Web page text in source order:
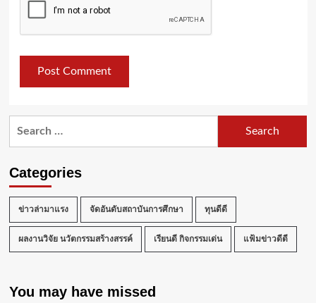
Categories
ข่าวล่ามาแรง จัดอันดับสถาบันการศึกษา ทุนดีดี
ผลงานวิจัย นวัตกรรมสร้างสรรค์ เรียนดี กิจกรรมเด่น แฟ้มข่าวดีดี
You may have missed